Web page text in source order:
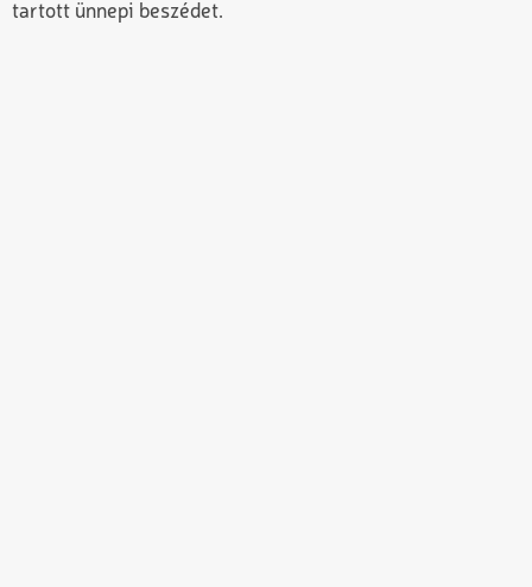
tartott ünnepi beszédet.